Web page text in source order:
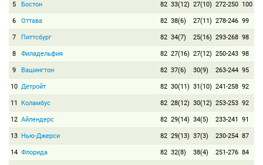
5 Бостон 82 33(12) 27(10) 272-250 100
6 Оттава 82 38(6) 27(11) 278-246 99
7 Питтсбург 82 34(7) 25(16) 293-268 98
8 Филадельфия 82 27(16) 27(12) 250-243 98
9 Вашингтон 82 37(6) 30(9) 263-244 95
10 Детройт 82 30(11) 31(10) 241-258 92
11 Коламбус 82 28(12) 30(12) 253-253 92
12 Айлендерс 82 29(14) 34(5) 233-241 91
13 Нью-Джерси 82 29(13) 37(3) 230-254 87
14 Флорида 82 32(8) 38(4) 251-276 84